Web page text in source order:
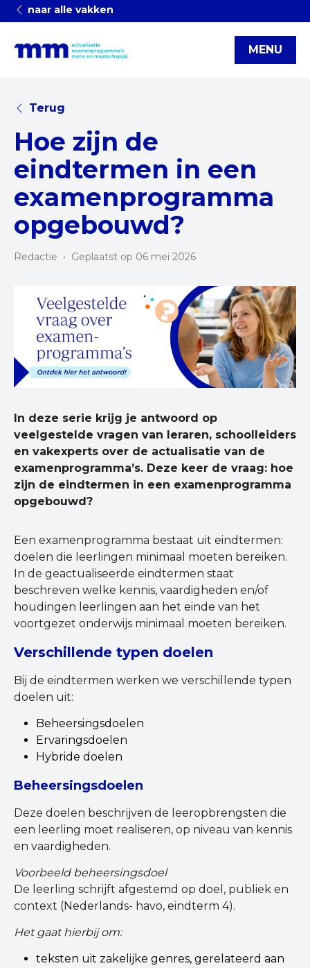
naar alle vakken
MENU
Terug
Hoe zijn de
eindtermen in een
examenprogramma
opgebouwd?
Redactie • Geplaatst op 06 mei 2026
In deze serie krijg je antwoord op
veelgestelde vragen van leraren, schoolleiders
en vakexperts over de actualisatie van de
examenprogramma’s. Deze keer de vraag: hoe
zijn de eindtermen in een examenprogramma
opgebouwd?
Een examenprogramma bestaat uit eindtermen:
doelen die leerlingen minimaal moeten bereiken.
In de geactualiseerde eindtermen staat
beschreven welke kennis, vaardigheden en/of
houdingen leerlingen aan het einde van het
voortgezet onderwijs minimaal moeten bereiken.
Verschillende typen doelen
Bij de eindtermen werken we verschillende typen
doelen uit:
Beheersingsdoelen
Ervaringsdoelen
Hybride doelen
Beheersingsdoelen
Deze doelen beschrijven de leeropbrengsten die
een leerling moet realiseren, op niveau van kennis
en vaardigheden.
Voorbeeld beheersingsdoel
De leerling schrijft afgestemd op doel, publiek en
context (Nederlands- havo, eindterm 4).
Het gaat hierbij om:
teksten uit zakelijke genres, gerelateerd aan